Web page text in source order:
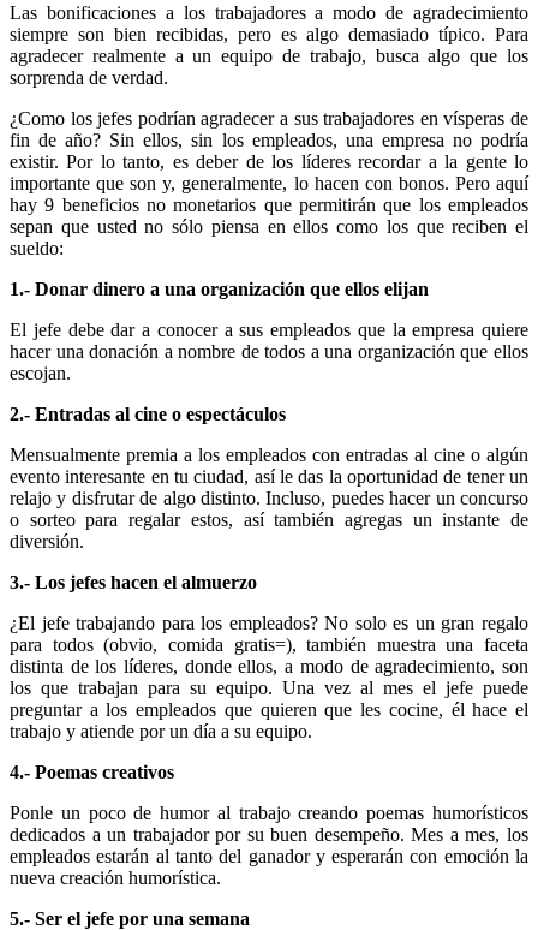
Las bonificaciones a los trabajadores a modo de agradecimiento
siempre son bien recibidas, pero es algo demasiado típico. Para
agradecer realmente a un equipo de trabajo, busca algo que los
sorprenda de verdad.
¿Como los jefes podrían agradecer a sus trabajadores en vísperas de
fin de año? Sin ellos, sin los empleados, una empresa no podría
existir. Por lo tanto, es deber de los líderes recordar a la gente lo
importante que son y, generalmente, lo hacen con bonos. Pero aquí
hay 9 beneficios no monetarios que permitirán que los empleados
sepan que usted no sólo piensa en ellos como los que reciben el
sueldo:
1.- Donar dinero a una organización que ellos elijan
El jefe debe dar a conocer a sus empleados que la empresa quiere
hacer una donación a nombre de todos a una organización que ellos
escojan.
2.- Entradas al cine o espectáculos
Mensualmente premia a los empleados con entradas al cine o algún
evento interesante en tu ciudad, así le das la oportunidad de tener un
relajo y disfrutar de algo distinto. Incluso, puedes hacer un concurso
o sorteo para regalar estos, así también agregas un instante de
diversión.
3.- Los jefes hacen el almuerzo
¿El jefe trabajando para los empleados? No solo es un gran regalo
para todos (obvio, comida gratis=), también muestra una faceta
distinta de los líderes, donde ellos, a modo de agradecimiento, son
los que trabajan para su equipo. Una vez al mes el jefe puede
preguntar a los empleados que quieren que les cocine, él hace el
trabajo y atiende por un día a su equipo.
4.- Poemas creativos
Ponle un poco de humor al trabajo creando poemas humorísticos
dedicados a un trabajador por su buen desempeño. Mes a mes, los
empleados estarán al tanto del ganador y esperarán con emoción la
nueva creación humorística.
5.- Ser el jefe por una semana